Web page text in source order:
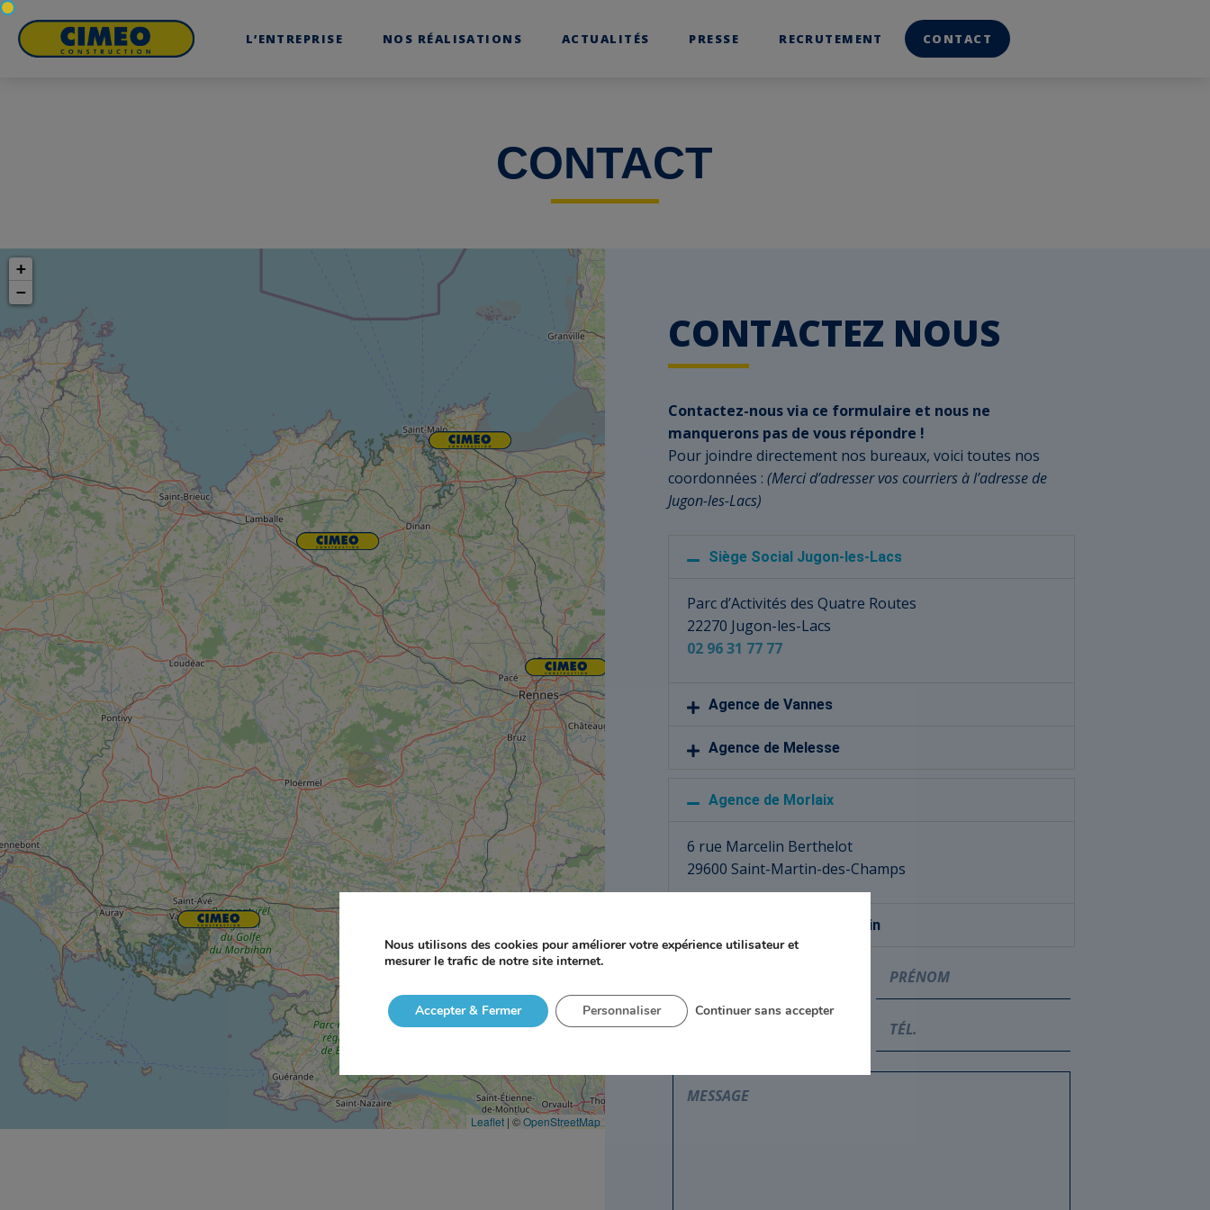
L’ENTREPRISE NOS RÉALISATIONS ACTUALITÉS PRESSE RECRUTEMENT CONTACT
CONTACT
+
−
Leaflet | ©OpenStreetMap
CONTACTEZ NOUS
Contactez-nous via ce formulaire et nous ne
manquerons pas de vous répondre !
Pour joindre directement nos bureaux, voici toutes nos
coordonnées : (Merci d’adresser vos courriers à l’adresse de
Jugon-les-Lacs)
Siège Social Jugon-les-Lacs
Parc d’Activités des Quatre Routes
22270 Jugon-les-Lacs
02 96 31 77 77
Agence de Vannes
Agence de Melesse
Agence de Morlaix
6 rue Marcelin Berthelot
29600 Saint-Martin-des-Champs
Agence de Saint-Herblain
Nous utilisons des cookies pour améliorer votre expérience utilisateur et
mesurer le trafic de notre site internet.
Accepter & Fermer Continuer sans accepter
Personnaliser